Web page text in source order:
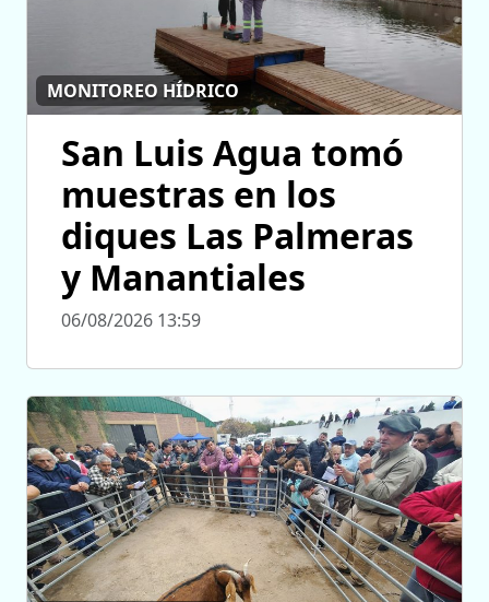
MONITOREO HÍDRICO
San Luis Agua tomó
muestras en los
diques Las Palmeras
y Manantiales
06/08/2026 13:59